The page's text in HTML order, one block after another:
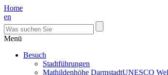
Home
en
Menü
Besuch
Stadtführungen
Mathildenhöhe DarmstadtUNESCO